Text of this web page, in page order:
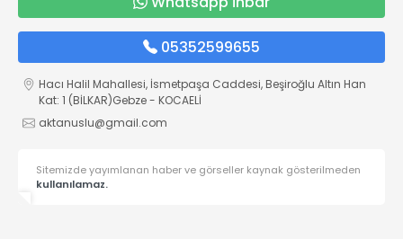
05352599655
Hacı Halil Mahallesi, İsmetpaşa Caddesi, Beşiroğlu Altın Han
Kat: 1 (BİLKAR)Gebze - KOCAELİ
aktanuslu@gmail.com
Sitemizde yayımlanan haber ve görseller kaynak gösterilmeden
kullanılamaz.